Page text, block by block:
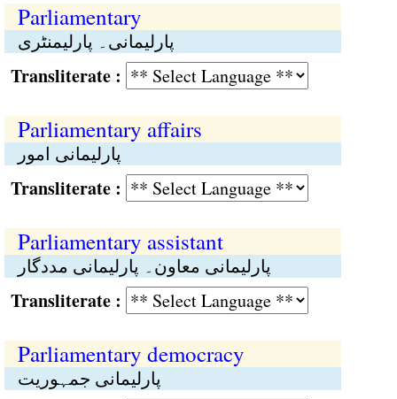
Parliamentary
پارلیمانی۔ پارلیمنٹری
:
Parliamentary affairs
پارلیمانی امور
:
Parliamentary assistant
پارلیمانی معاون۔ پارلیمانی مددگار
:
Parliamentary democracy
پارلیمانی جمہوریت